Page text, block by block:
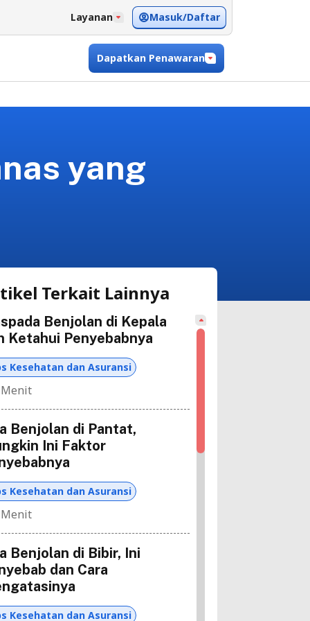
Layanan Masuk/Daftar
Dapatkan Penawaran
yang
Terkait Lainnya
Benjolan di Kepala
Ketahui Penyebabnya
Kesehatan dan Asuransi
Benjolan di Pantat,
Ini Faktor
Kesehatan dan Asuransi
Benjolan di Bibir, Ini
dan Cara
Kesehatan dan Asuransi